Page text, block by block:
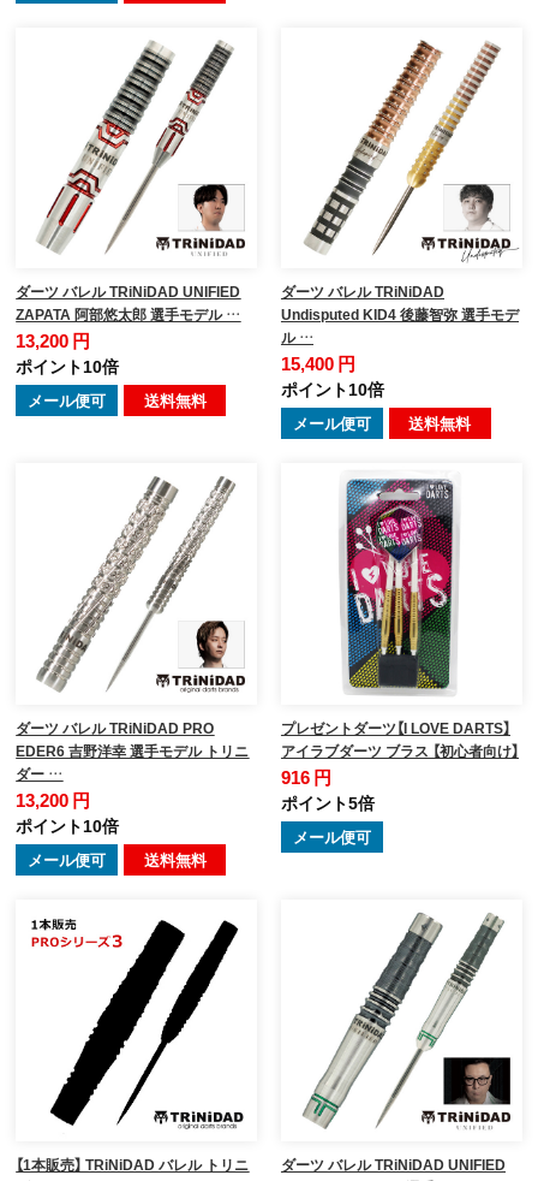
ダーツ バレル TRiNiDAD UNIFIED
ZAPATA 阿部悠太郎 選手モデル …
13,200 円
ポイント10倍
メール便可 送料無料
ダーツ バレル TRiNiDAD
Undisputed KID4 後藤智弥 選手モデ
ル …
15,400 円
ポイント10倍
メール便可 送料無料
ダーツ バレル TRiNiDAD PRO
EDER6 吉野洋幸 選手モデル トリニ
ダー …
13,200 円
ポイント10倍
メール便可 送料無料
プレゼントダーツ【I LOVE DARTS】
アイラブダーツ ブラス 【初心者向け】
916 円
ポイント5倍
メール便可
【1本販売】 TRiNiDAD バレル トリニ
ダーツ バレル TRiNiDAD UNIFIED